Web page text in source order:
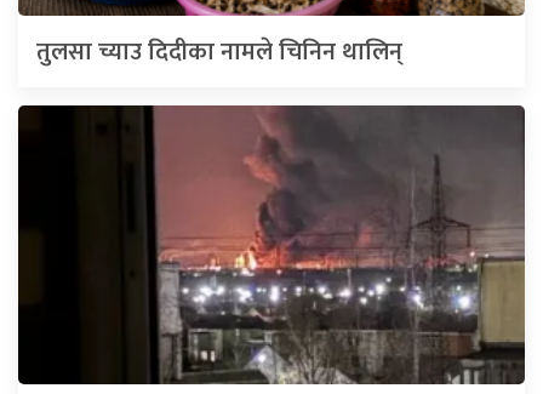
तुलसा च्याउ दिदीका नामले चिनिन थालिन्